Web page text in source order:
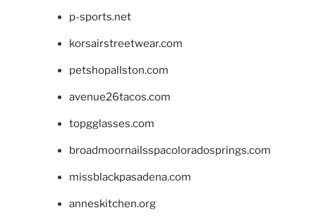
p-sports.net
korsairstreetwear.com
petshopallston.com
avenue26tacos.com
topgglasses.com
broadmoornailsspacoloradosprings.com
missblackpasadena.com
anneskitchen.org